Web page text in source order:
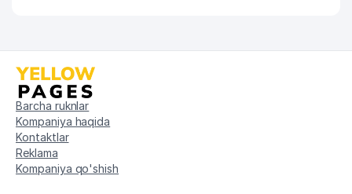
Barcha ruknlar
Kompaniya haqida
Kontaktlar
Reklama
Kompaniya qo'shish